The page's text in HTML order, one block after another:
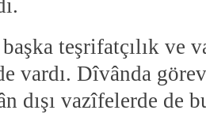
teşrifatçılık ve
vardı. Dîvânda
dışı vazîfelerde de